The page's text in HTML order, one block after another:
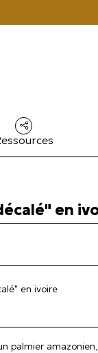
en
en ivoire
palmier amazonien,